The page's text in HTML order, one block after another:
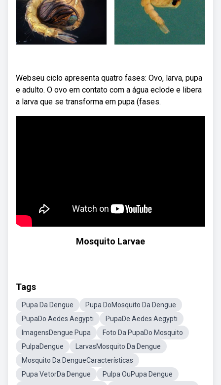
Webseu ciclo apresenta quatro fases: Ovo, larva, pupa
e adulto. O ovo em contato com a água eclode e libera
a larva que se transforma em pupa (fases.
Mosquito Larvae
Tags
Pupa Da Dengue
Pupa DoMosquito Da Dengue
PupaDo Aedes Aegypti
PupaDe Aedes Aegypti
ImagensDengue Pupa
Foto Da PupaDo Mosquito
PulpaDengue
LarvasMosquito Da Dengue
Mosquito Da DengueCaracterísticas
Pupa VetorDa Dengue
Pulpa OuPupa Dengue